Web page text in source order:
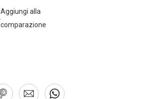
Aggiungi alla
comparazione